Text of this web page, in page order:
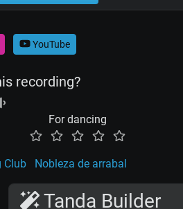
YouTube
recording?
For dancing
Club Nobleza de arrabal
Tanda Builder